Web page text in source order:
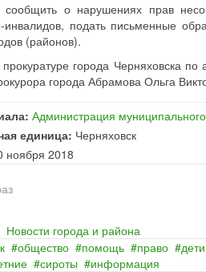
сообщить о нарушениях прав
инвалидов, подать письменные
(районов).
города Черняховска
города Абрамова Ольга
Администрация
единица: Черняховск
ноября 2018
Новости города и района
общество помощь право дети
сироты информация